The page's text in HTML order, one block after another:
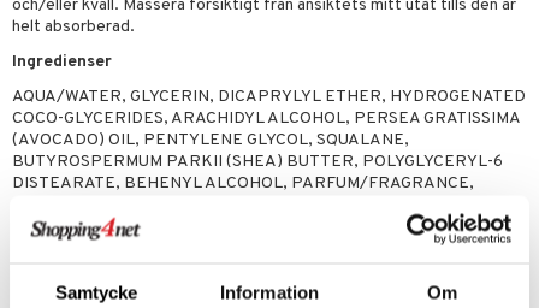
Samtycke Information Om
och/eller kväll. Massera försiktigt från ansiktets mitt utåt tills den är
helt absorberad.
Ingredienser
AQUA/WATER, GLYCERIN, DICAPRYLYL ETHER, HYDROGENATED
COCO-GLYCERIDES, ARACHIDYL ALCOHOL, PERSEA GRATISSIMA
(AVOCADO) OIL, PENTYLENE GLYCOL, SQUALANE,
BUTYROSPERMUM PARKII (SHEA) BUTTER, POLYGLYCERYL-6
DISTEARATE, BEHENYL ALCOHOL, PARFUM/FRAGRANCE,
ETHYLHEXYLGLYCERIN, SPHINGOMONAS FERMENT EXTRACT,
XANTHAN GUM, 1,2-HEXANEDIOL, CAPRYLYL GLYCOL,
GLUCONATE, MEDICAGO SATIVA (ALFALFA) EXTRACT,